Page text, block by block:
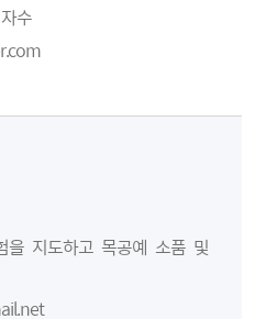
수
을 지도하고 목공예 소품 및